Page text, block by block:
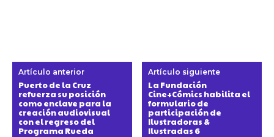
Artículo anterior
Puerto de la Cruz
refuerza su posición
como enclave para la
creación audiovisual
con el regreso del
Programa Rueda
Artículo siguiente
La Fundación
Cine+Cómics habilita el
formulario de
participación de
Ilustradoras &
Ilustradas 6